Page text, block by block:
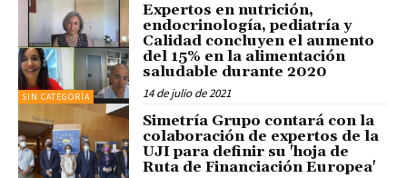
SIN CATEGORÍA
Expertos en nutrición,
endocrinología, pediatría y
Calidad concluyen el aumento
del 15% en la alimentación
saludable durante 2020
14 de julio de 2021
Simetría Grupo contará con la
colaboración de expertos de la
UJI para definir su 'hoja de
Ruta de Financiación Europea'